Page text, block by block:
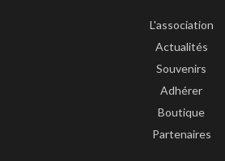
L'association
Actualités
Souvenirs
Adhérer
Boutique
Partenaires